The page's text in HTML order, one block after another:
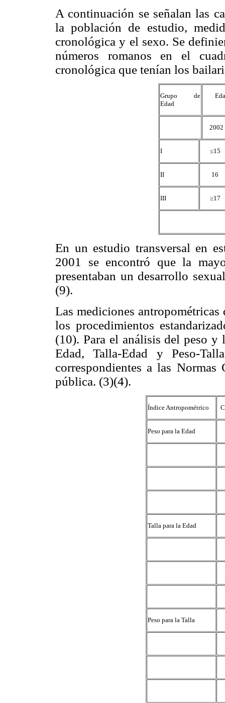
A continuación se señalan las
la población de estudio,
cronológica y el sexo. Se
números romanos en el
cronológica que tenían los
Grupo de
Edad
2002
I ≤15
II 16
III ≥17
En un estudio transversal en
2001 se encontró que la
presentaban un desarrollo
(9).
Las mediciones
los procedimientos
(10). Para el análisis del peso y
Edad, Talla-Edad y Peso-
correspondientes a las
pública. (3)(4).
Índice Antropométrico
Peso para la Edad
Talla para la Edad
Peso para la Talla